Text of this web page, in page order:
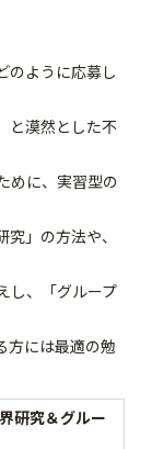
のように応募し
と漠然とした不
めに、実習型の
」の方法や、
し、「グループ
方には最適の勉
研究＆グルー